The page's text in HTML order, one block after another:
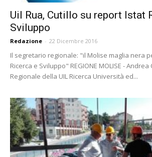
Uil Rua, Cutillo su report Istat
Sviluppo
Redazione - 22 Dicembre 2016
Il segretario regionale: "il Molise maglia nera
Ricerca e Sviluppo" REGIONE MOLISE -
Regionale della UIL Ricerca Università ed...